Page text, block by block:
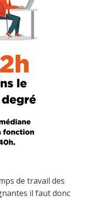
de travail des
il faut donc